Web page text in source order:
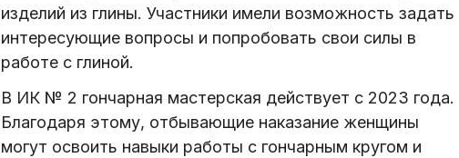
изделий из глины. Участники имели возможность задать
интересующие вопросы и попробовать свои силы в
работе с глиной.
В ИК № 2 гончарная мастерская действует с 2023 года.
Благодаря этому, отбывающие наказание женщины
могут освоить навыки работы с гончарным кругом и